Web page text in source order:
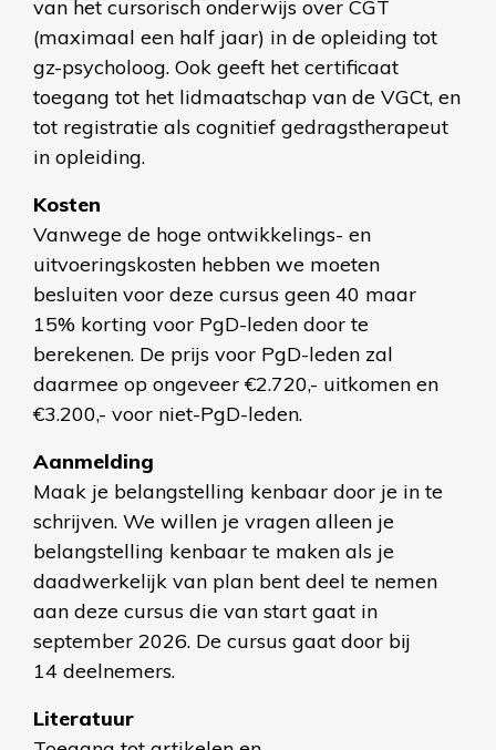
van het cursorisch onderwijs over CGT
(maximaal een half jaar) in de opleiding tot
gz-psycholoog. Ook geeft het certificaat
toegang tot het lidmaatschap van de VGCt, en
tot registratie als cognitief gedragstherapeut
in opleiding.
Kosten
Vanwege de hoge ontwikkelings- en
uitvoeringskosten hebben we moeten
besluiten voor deze cursus geen 40 maar
15% korting voor PgD-leden door te
berekenen. De prijs voor PgD-leden zal
daarmee op ongeveer €2.720,- uitkomen en
€3.200,- voor niet-PgD-leden.
Aanmelding
Maak je belangstelling kenbaar door je in te
schrijven. We willen je vragen alleen je
belangstelling kenbaar te maken als je
daadwerkelijk van plan bent deel te nemen
aan deze cursus die van start gaat in
september 2026. De cursus gaat door bij
14 deelnemers.
Literatuur